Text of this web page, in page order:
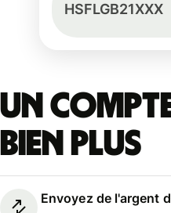
HSFLGB21XXX
Un
bien plus
Envoyez de l'argent